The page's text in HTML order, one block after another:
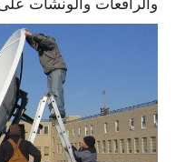
والرافعات والونشات على